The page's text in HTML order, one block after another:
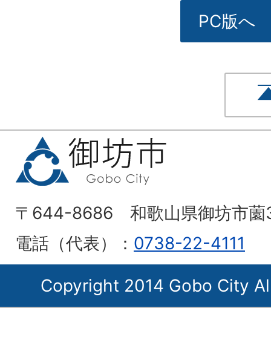
PC版へ
〒644-8686 和歌山県御坊市薗
電話（代表）： 0738-22-4111
Copyright 2014 Gobo City